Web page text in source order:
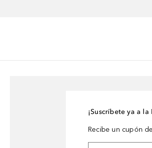
¡Suscríbete ya a
Recibe un cupón